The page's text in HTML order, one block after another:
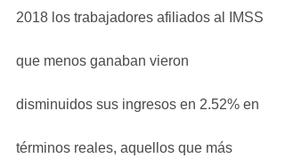
2018 los trabajadores afiliados al IMSS
que menos ganaban vieron
disminuidos sus ingresos en 2.52% en
términos reales, aquellos que más